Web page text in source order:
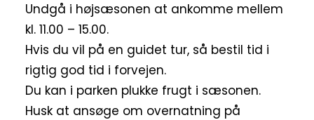
Undgå i højsæsonen at ankomme mellem
kl. 11.00 – 15.00.
Hvis du vil på en guidet tur, så bestil tid i
rigtig god tid i forvejen.
Du kan i parken plukke frugt i sæsonen.
Husk at ansøge om overnatning på